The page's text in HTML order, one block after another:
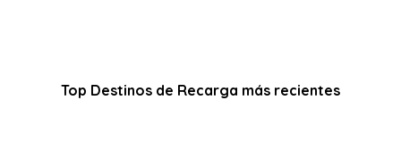
Top Destinos de Recarga más recientes